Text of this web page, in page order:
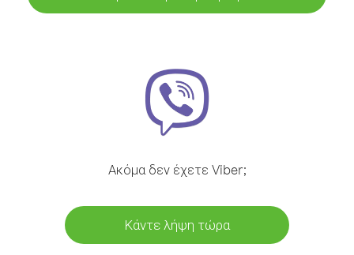
Ακόμα δεν έχετε Viber;
Κάντε λήψη τώρα